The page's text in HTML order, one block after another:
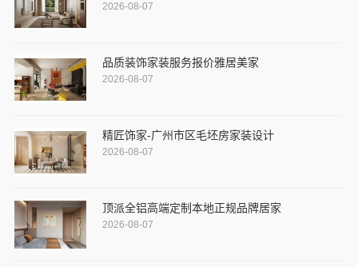
2026-08-07
品质装饰家装服务报价雅居美家
2026-08-07
精匠饰家-广州市区毛坯房家装设计
2026-08-07
顶派全铝高端定制本地正规品牌居家
2026-08-07